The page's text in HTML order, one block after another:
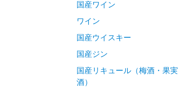
国産ワイン
ワイン
国産ウイスキー
国産ジン
国産リキュール（梅酒・果実
酒）